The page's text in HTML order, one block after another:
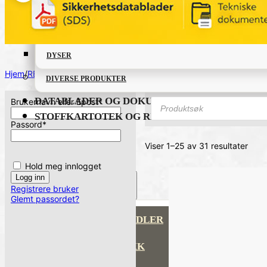
VERKTØY OG TILBEHØR
DYSER
DIVERSE PRODUKTER
DATABLADER OG DOKUMENTER
STOFFKARTOTEK OG RISIKOANALYSE
PRODUKTKATALOG
FETT OG SMØREMIDLER
GRUNNING OG LAKK
Hjem/REPARASJONSPRODUKTER
Brukernavn eller Epost*
Passord*
Hold meg innlogget
Registrere bruker
Glemt passordet?
Products
search
Viser 1–25 av 31 resultater